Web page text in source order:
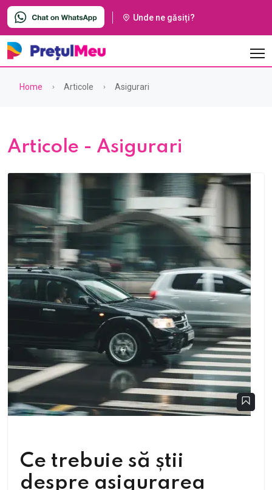
Unde ne găsiți?
Home Articole Asigurari
Articole - Asigurari
Ce trebuie să știi
despre asigurarea